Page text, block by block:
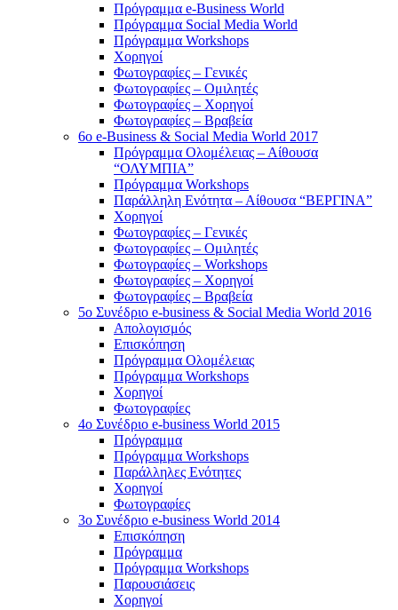
Πρόγραμμα e-Business World
Πρόγραμμα Social Media World
Πρόγραμμα Workshops
Χορηγοί
Φωτογραφίες – Γενικές
Φωτογραφίες – Ομιλητές
Φωτογραφίες – Χορηγοί
Φωτογραφίες – Βραβεία
6o e-Business & Social Media World 2017
Πρόγραμμα Ολομέλειας – Αίθουσα
“ΟΛΥΜΠΙΑ”
Πρόγραμμα Workshops
Παράλληλη Ενότητα – Αίθουσα “ΒΕΡΓΙΝΑ”
Χορηγοί
Φωτογραφίες – Γενικές
Φωτογραφίες – Ομιλητές
Φωτογραφίες – Workshops
Φωτογραφίες – Χορηγοί
Φωτογραφίες – Βραβεία
5o Συνέδριο e-business & Social Media World 2016
Απολογισμός
Επισκόπηση
Πρόγραμμα Ολομέλειας
Πρόγραμμα Workshops
Χορηγοί
Φωτογραφίες
4o Συνέδριο e-business World 2015
Πρόγραμμα
Πρόγραμμα Workshops
Παράλληλες Ενότητες
Χορηγοί
Φωτογραφίες
3ο Συνέδριο e-business World 2014
Επισκόπηση
Πρόγραμμα
Πρόγραμμα Workshops
Παρουσιάσεις
Χορηγοί